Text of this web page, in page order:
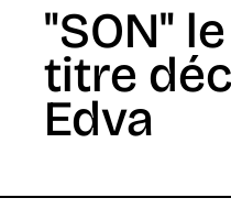
"SON"
titre
Edva